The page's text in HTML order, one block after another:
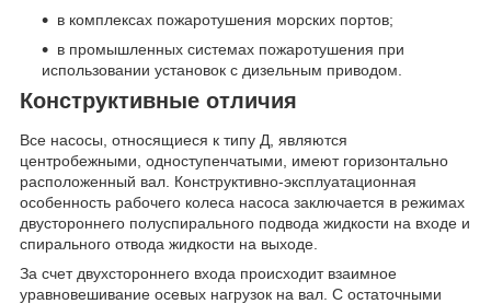
в комплексах пожаротушения морских портов;
в промышленных системах пожаротушения при
использовании установок с дизельным приводом.
Конструктивные отличия
Все насосы, относящиеся к типу Д, являются
центробежными, одноступенчатыми, имеют горизонтально
расположенный вал. Конструктивно-эксплуатационная
особенность рабочего колеса насоса заключается в режимах
двустороннего полуспирального подвода жидкости на входе и
спирального отвода жидкости на выходе.
За счет двухстороннего входа происходит взаимное
уравновешивание осевых нагрузок на вал. С остаточными